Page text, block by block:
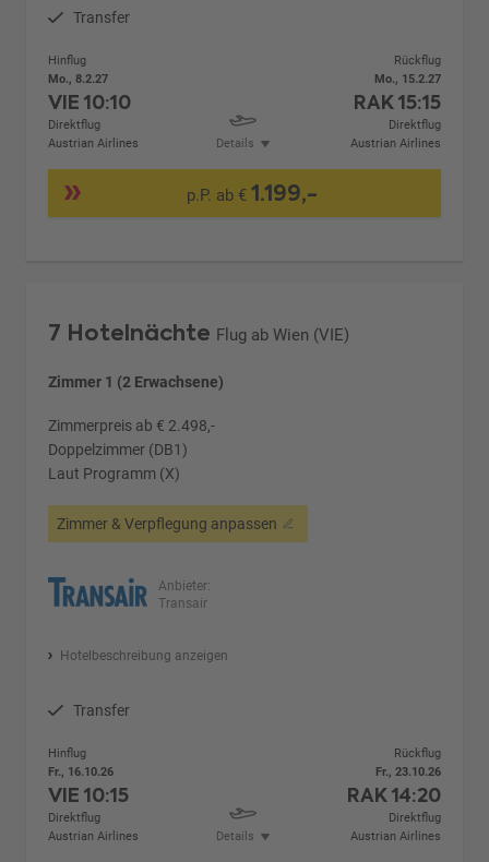
Transfer
Hinflug
Mo., 8.2.27
VIE10:10
Direktflug
Austrian Airlines
Details
Rückflug
Mo., 15.2.27
RAK15:15
Direktflug
Austrian Airlines
p.P. ab €1.199,-
7 Hotelnächte Flug ab Wien (VIE)
Zimmer 1 (2 Erwachsene)
Zimmerpreis ab € 2.498,-
Doppelzimmer (DB1)
Laut Programm (X)
Zimmer & Verpflegung anpassen
Anbieter:
Transair
Hotelbeschreibung anzeigen
Transfer
Hinflug
Fr., 16.10.26
VIE10:15
Direktflug
Austrian Airlines
Details
Rückflug
Fr., 23.10.26
RAK14:20
Direktflug
Austrian Airlines